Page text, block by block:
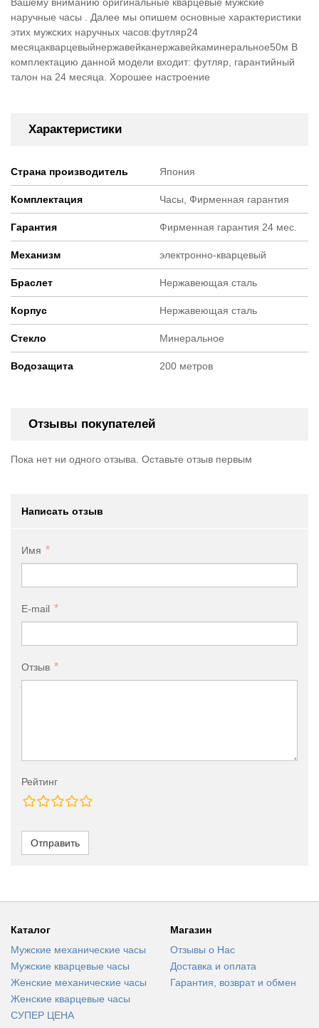
Вашему вниманию оригинальные кварцевые мужские
наручные часы . Далее мы опишем основные характеристики
этих мужских наручных часов:футляр24
месяцакварцевыйнержавейканержавейкаминеральное50м В
комплектацию данной модели входит: футляр, гарантийный
талон на 24 месяца. Хорошее настроение
Характеристики
Страна производитель Япония
Комплектация Часы, Фирменная гарантия
Гарантия Фирменная гарантия 24 мес.
Механизм электронно-кварцевый
Браслет Нержавеющая сталь
Корпус Нержавеющая сталь
Стекло Минеральное
Водозащита 200 метров
Отзывы покупателей
Пока нет ни одного отзыва. Оставьте отзыв первым
Написать отзыв
Имя
E-mail
Отзыв
Рейтинг
Отправить
Каталог
Мужские механические часы
Мужские кварцевые часы
Женские механические часы
Женские кварцевые часы
СУПЕР ЦЕНА
Магазин
Отзывы о Нас
Доставка и оплата
Гарантия, возврат и обмен